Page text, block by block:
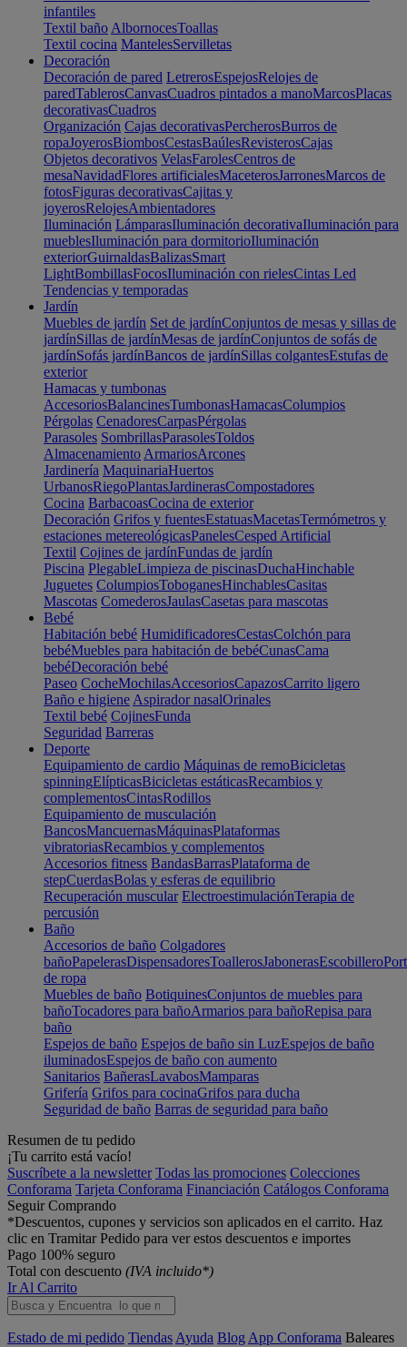
infantiles
Textil baño AlbornocesToallas
Textil cocina MantelesServilletas
Decoración
Decoración de pared LetrerosEspejosRelojes de
paredTablerosCanvasCuadros pintados a manoMarcosPlacas
decorativasCuadros
Organización Cajas decorativasPercherosBurros de
ropaJoyerosBiombosCestasBaúlesRevisterosCajas
Objetos decorativos VelasFarolesCentros de
mesaNavidadFlores artificialesMaceterosJarronesMarcos de
fotosFiguras decorativasCajitas y
joyerosRelojesAmbientadores
Iluminación LámparasIluminación decorativaIluminación para
mueblesIluminación para dormitorioIluminación
exteriorGuirnaldasBalizasSmart
LightBombillasFocosIluminación con rielesCintas Led
Tendencias y temporadas
Jardín
Muebles de jardín Set de jardínConjuntos de mesas y sillas de
jardínSillas de jardínMesas de jardínConjuntos de sofás de
jardínSofás jardínBancos de jardínSillas colgantesEstufas de
exterior
Hamacas y tumbonas
AccesoriosBalancinesTumbonasHamacasColumpios
Pérgolas CenadoresCarpasPérgolas
Parasoles SombrillasParasolesToldos
Almacenamiento ArmariosArcones
Jardinería MaquinariaHuertos
UrbanosRiegoPlantasJardinerasCompostadores
Cocina BarbacoasCocina de exterior
Decoración Grifos y fuentesEstatuasMacetasTermómetros y
estaciones metereológicasPanelesCesped Artificial
Textil Cojines de jardínFundas de jardín
Piscina PlegableLimpieza de piscinasDuchaHinchable
Juguetes ColumpiosToboganesHinchablesCasitas
Mascotas ComederosJaulasCasetas para mascotas
Bebé
Habitación bebé HumidificadoresCestasColchón para
bebéMuebles para habitación de bebéCunasCama
bebéDecoración bebé
Paseo CocheMochilasAccesoriosCapazosCarrito ligero
Baño e higiene Aspirador nasalOrinales
Textil bebé CojinesFunda
Seguridad Barreras
Deporte
Equipamiento de cardio Máquinas de remoBicicletas
spinningElípticasBicicletas estáticasRecambios y
complementosCintasRodillos
Equipamiento de musculación
BancosMancuernasMáquinasPlataformas
vibratoriasRecambios y complementos
Accesorios fitness BandasBarrasPlataforma de
stepCuerdasBolas y esferas de equilibrio
Recuperación muscular ElectroestimulaciónTerapia de
percusión
Baño
Accesorios de baño Colgadores
bañoPapelerasDispensadoresToallerosJabonerasEscobillero
de ropa
Muebles de baño BotiquinesConjuntos de muebles para
bañoTocadores para bañoArmarios para bañoRepisa para
baño
Espejos de baño Espejos de baño sin LuzEspejos de baño
iluminadosEspejos de baño con aumento
Sanitarios BañerasLavabosMamparas
Grifería Grifos para cocinaGrifos para ducha
Seguridad de baño Barras de seguridad para baño
Resumen de tu pedido
¡Tu carrito está vacío!
Suscríbete a la newsletter Todas las promociones Colecciones
Conforama Tarjeta Conforama Financiación Catálogos Conforama
Seguir Comprando
*Descuentos, cupones y servicios son aplicados en el carrito. Haz
clic en Tramitar Pedido para ver estos descuentos e importes
Pago 100% seguro
Total con descuento (IVA incluido*)
Ir Al Carrito
Estado de mi pedido Tiendas Ayuda Blog App Conforama Baleares